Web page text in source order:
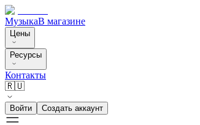
МузыкаВ магазине
Цены
Ресурсы
Контакты
🇷🇺
Войти Создать аккаунт